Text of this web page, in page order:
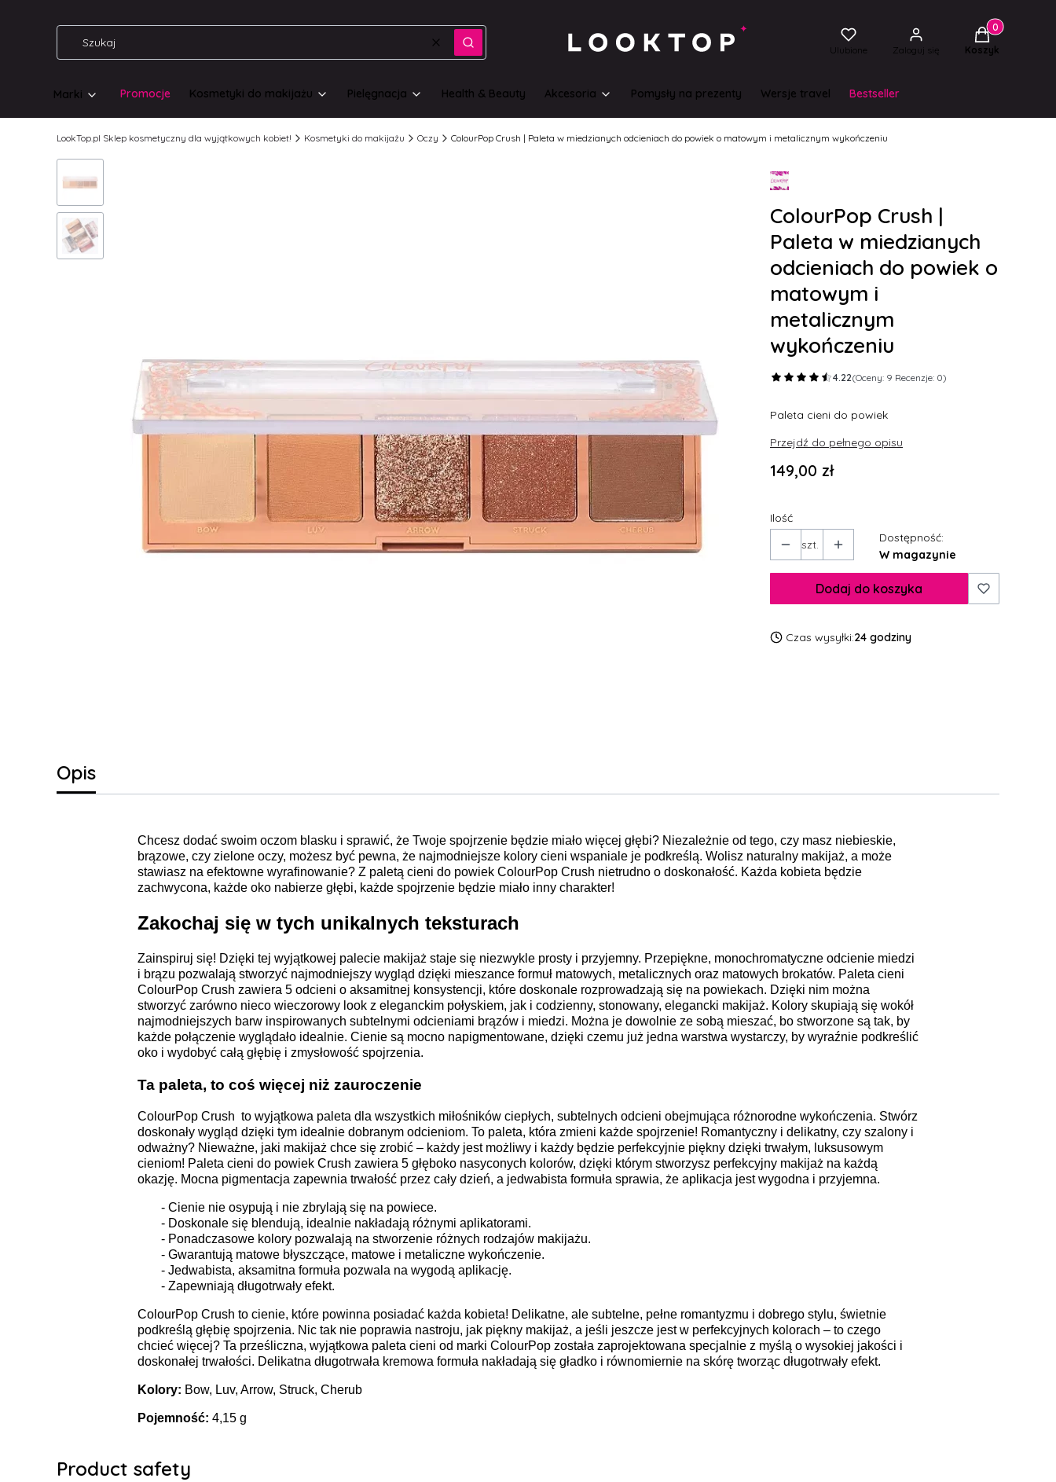
WyczyśćSzukaj Ulubione Zaloguj się
Produkty w
Koszyk
Marki Promocje Kosmetyki do makijażu Pielęgnacja Health & Beauty Akcesoria Pomysły na prezenty Wersje travel Bestseller
LookTop.pl Sklep kosmetyczny dla wyjątkowych kobiet! Kosmetyki do makijażu Oczy ColourPop Crush | Paleta w miedzianych odcieniach do powiek o matowym i metalicznym wykończeniu
ColourPop Crush |
Paleta w miedzianych
odcieniach do powiek o
matowym i
metalicznym
wykończeniu
4.22(Oceny: 9 Recenzje: 0)
Paleta cieni do powiek
Przejdź do pełnego opisu
Cena
149,00 zł
Ilość
szt.
Dostępność:
W magazynie
Dodaj do koszyka
Czas wysyłki:24 godziny
Opis
Chcesz dodać swoim oczom blasku i sprawić, że Twoje spojrzenie będzie miało więcej głębi? Niezależnie od tego, czy masz niebieskie,
brązowe, czy zielone oczy, możesz być pewna, że najmodniejsze kolory cieni wspaniale je podkreślą. Wolisz naturalny makijaż, a może
stawiasz na efektowne wyrafinowanie? Z paletą cieni do powiek ColourPop Crush nietrudno o doskonałość. Każda kobieta będzie
zachwycona, każde oko nabierze głębi, każde spojrzenie będzie miało inny charakter!
Zakochaj się w tych unikalnych teksturach
Zainspiruj się! Dzięki tej wyjątkowej palecie makijaż staje się niezwykle prosty i przyjemny. Przepiękne, monochromatyczne odcienie miedzi
i brązu pozwalają stworzyć najmodniejszy wygląd dzięki mieszance formuł matowych, metalicznych oraz matowych brokatów. Paleta cieni
ColourPop Crush zawiera 5 odcieni o aksamitnej konsystencji, które doskonale rozprowadzają się na powiekach. Dzięki nim można
stworzyć zarówno nieco wieczorowy look z eleganckim połyskiem, jak i codzienny, stonowany, elegancki makijaż. Kolory skupiają się wokół
najmodniejszych barw inspirowanych subtelnymi odcieniami brązów i miedzi. Można je dowolnie ze sobą mieszać, bo stworzone są tak, by
każde połączenie wyglądało idealnie. Cienie są mocno napigmentowane, dzięki czemu już jedna warstwa wystarczy, by wyraźnie podkreślić
oko i wydobyć całą głębię i zmysłowość spojrzenia.
Ta paleta, to coś więcej niż zauroczenie
ColourPop Crush to wyjątkowa paleta dla wszystkich miłośników ciepłych, subtelnych odcieni obejmująca różnorodne wykończenia. Stwórz
doskonały wygląd dzięki tym idealnie dobranym odcieniom. To paleta, która zmieni każde spojrzenie! Romantyczny i delikatny, czy szalony i
odważny? Nieważne, jaki makijaż chce się zrobić – każdy jest możliwy i każdy będzie perfekcyjnie piękny dzięki trwałym, luksusowym
cieniom! Paleta cieni do powiek Crush zawiera 5 głęboko nasyconych kolorów, dzięki którym stworzysz perfekcyjny makijaż na każdą
okazję. Mocna pigmentacja zapewnia trwałość przez cały dzień, a jedwabista formuła sprawia, że aplikacja jest wygodna i przyjemna.
- Cienie nie osypują i nie zbrylają się na powiece.
- Doskonale się blendują, idealnie nakładają różnymi aplikatorami.
- Ponadczasowe kolory pozwalają na stworzenie różnych rodzajów makijażu.
- Gwarantują matowe błyszczące, matowe i metaliczne wykończenie.
- Jedwabista, aksamitna formuła pozwala na wygodą aplikację.
- Zapewniają długotrwały efekt.
ColourPop Crush to cienie, które powinna posiadać każda kobieta! Delikatne, ale subtelne, pełne romantyzmu i dobrego stylu, świetnie
podkreślą głębię spojrzenia. Nic tak nie poprawia nastroju, jak piękny makijaż, a jeśli jeszcze jest w perfekcyjnych kolorach – to czego
chcieć więcej? Ta prześliczna, wyjątkowa paleta cieni od marki ColourPop została zaprojektowana specjalnie z myślą o wysokiej jakości i
doskonałej trwałości. Delikatna długotrwała kremowa formuła nakładają się gładko i równomiernie na skórę tworząc długotrwały efekt.
Kolory: Bow, Luv, Arrow, Struck, Cherub
Pojemność: 4,15 g
Product safety